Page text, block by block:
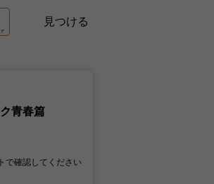
見つける
青春篇
で確認してください